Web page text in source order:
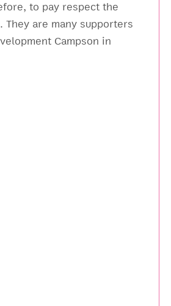
to pay respect the
are many supporters
Campson in